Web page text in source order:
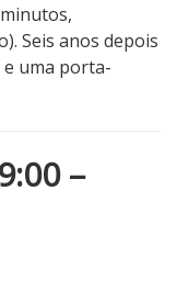
Seis anos depois
uma porta-
–